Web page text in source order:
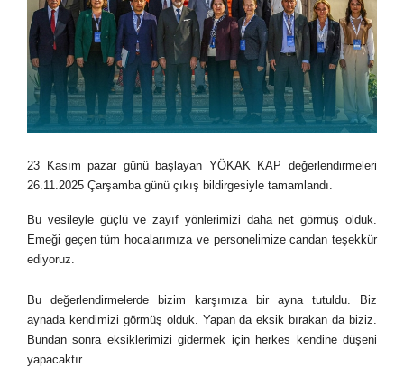
23 Kasım pazar günü başlayan YÖKAK KAP değerlendirmeleri
26.11.2025 Çarşamba günü çıkış bildirgesiyle tamamlandı.
Bu vesileyle güçlü ve zayıf yönlerimizi daha net görmüş olduk.
Emeği geçen tüm hocalarımıza ve personelimize candan teşekkür
ediyoruz.
Bu değerlendirmelerde bizim karşımıza bir ayna tutuldu. Biz
aynada kendimizi görmüş olduk. Yapan da eksik bırakan da biziz.
Bundan sonra eksiklerimizi gidermek için herkes kendine düşeni
yapacaktır.